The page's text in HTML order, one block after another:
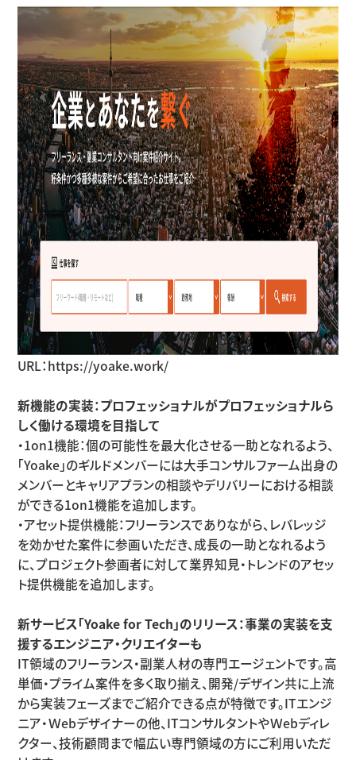
URL：https://yoake.work/
新機能の実装：プロフェッショナルがプロフェッショナルら
しく働ける環境を目指して
・1on1機能：個の可能性を最大化させる一助となれるよう、
「Yoake」のギルドメンバーには大手コンサルファーム出身の
メンバーとキャリアプランの相談やデリバリーにおける相談
ができる1on1機能を追加します。
・アセット提供機能：フリーランスでありながら、レバレッジ
を効かせた案件に参画いただき、成長の一助となれるよう
に、プロジェクト参画者に対して業界知見・トレンドのアセッ
ト提供機能を追加します。
新サービス「Yoake for Tech」のリリース：事業の実装を支
援するエンジニア・クリエイターも
IT領域のフリーランス・副業人材の専門エージェントです。高
単価・プライム案件を多く取り揃え、開発/デザイン共に上流
から実装フェーズまでご紹介できる点が特徴です。ITエンジ
ニア・Ｗebデザイナーの他、ITコンサルタントやＷebディレ
クター、技術顧問まで幅広い専門領域の方にご利用いただ